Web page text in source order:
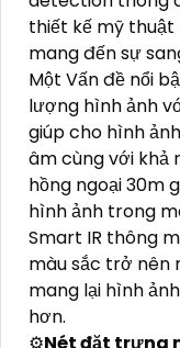
thiết kế mỹ thuật
mang đến sự
Một Vấn đề nổi
lượng hình ảnh
giúp cho hình
âm cùng với khả
hồng ngoại 30m
hình ảnh trong
Smart IR thông
màu sắc trở nên
mang lại hình
hơn.